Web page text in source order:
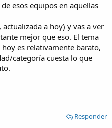
esos equipos en aquellas
a hoy) y vas a ver
mejor que eso. El tema
es relativamente barato,
categoría cuesta lo que
Responder